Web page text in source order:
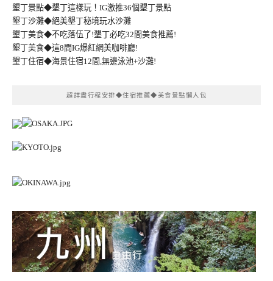
墾丁景點◆墾丁這樣玩！IG激推36個墾丁景點
墾丁沙灘◆絕美墾丁秘境玩水沙灘
墾丁美食◆不吃落伍了!墾丁必吃32間美食推薦!
墾丁美食◆這8間IG爆紅網美咖啡廳!
墾丁住宿◆海景住宿12間,無邊泳池+沙灘!
超詳盡行程安排◆住宿推薦◆美食景點懶人包